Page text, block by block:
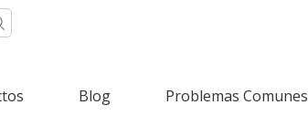
Blog Problemas Comunes